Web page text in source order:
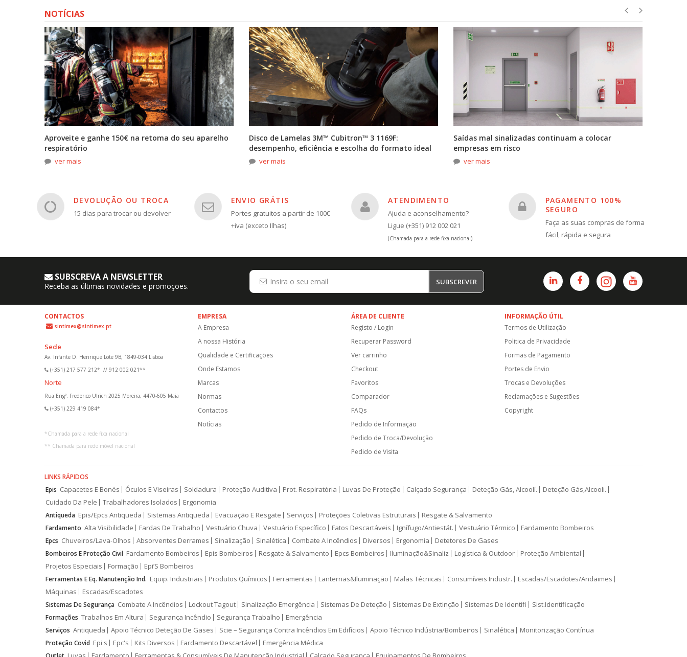
NOTÍCIAS
Aproveite e ganhe 150€ na retoma do seu aparelho
respiratório
ver mais
Disco de Lamelas 3M™ Cubitron™ 3 1169F:
desempenho, eficiência e escolha do formato ideal
ver mais
Saídas mal sinalizadas continuam a colocar
empresas em risco
ver mais
DEVOLUÇÃO OU TROCA
15 dias para trocar ou devolver
ENVIO GRÁTIS
Portes gratuitos a partir de 100€
+iva (exceto Ilhas)
ATENDIMENTO
Ajuda e aconselhamento?
Ligue (+351) 912 002 021
(Chamada para a rede fixa nacional)
PAGAMENTO 100%
SEGURO
Faça as suas compras de forma
fácil, rápida e segura
SUBSCREVA A NEWSLETTER
Receba as últimas novidades e promoções. SUBSCREVER
CONTACTOS
sintimex@sintimex.pt
Sede
Av. Infante D. Henrique Lote 9B, 1849-034 Lisboa
(+351) 217 577 212* // 912 002 021**
Norte
Rua Engº. Frederico Ulrich 2025 Moreira, 4470-605 Maia
(+351) 229 419 084*
*Chamada para a rede fixa nacional
** Chamada para rede móvel nacional
EMPRESA
A Empresa
A nossa História
Qualidade e Certificações
Onde Estamos
Marcas
Normas
Contactos
Notícias
ÁREA DE CLIENTE
Registo / Login
Recuperar Password
Ver carrinho
Checkout
Favoritos
Comparador
FAQs
Pedido de Informação
Pedido de Troca/Devolução
Pedido de Visita
INFORMAÇÃO ÚTIL
Termos de Utilização
Politica de Privacidade
Formas de Pagamento
Portes de Envio
Trocas e Devoluções
Reclamações e Sugestões
Copyright
LINKS RÁPIDOS
Epis Capacetes E Bonés Óculos E Viseiras Soldadura Proteção Auditiva Prot. Respiratória Luvas De Proteção Calçado Segurança Deteção Gás, Alcoolí.
Deteção Gás,Alcooli.
Cuidado Da Pele
Trabalhadores Isolados Ergonomia
Antiqueda Epis/Epcs Antiqueda Sistemas Antiqueda Evacuação E Resgate Serviços Proteções Coletivas Estruturais Resgate & Salvamento
Fardamento Alta Visibilidade Fardas De Trabalho Vestuário Chuva Vestuário Específico Fatos Descartáveis Ignífugo/Antiestát. Vestuário Térmico Fardamento Bombeiros
Epcs Chuveiros/Lava-Olhos Absorventes Derrames Sinalização Sinalética Combate A Incêndios Diversos Ergonomia Detetores De Gases
Bombeiros E Proteção Civil Fardamento Bombeiros Epis Bombeiros Resgate & Salvamento Epcs Bombeiros Iluminação&Sinaliz Logística & Outdoor
Proteção Ambiental
Projetos Especiais
Formação Epi’S Bombeiros
Ferramentas E Eq. Manutenção Ind. Equip. Industriais Produtos Químicos Ferramentas Lanternas&Iluminação Malas Técnicas Consumíveis Industr.
Escadas/Escadotes/Andaimes
Máquinas
Escadas/Escadotes
Sistemas De Segurança Combate A Incêndios Lockout Tagout Sinalização Emergência Sistemas De Deteção Sistemas De Extinção Sistemas De Identifi Sist.Identificação
Formações Trabalhos Em Altura Segurança Incêndio Segurança Trabalho Emergência
Serviços Antiqueda Apoio Técnico Deteção De Gases Scie – Segurança Contra Incêndios Em Edifícios Apoio Técnico Indústria/Bombeiros Sinalética Monitorização Contínua
Proteção Covid Epi's Epc's Kits Diversos Fardamento Descartável Emergência Médica